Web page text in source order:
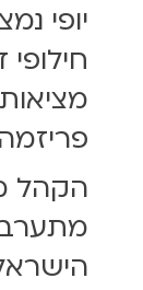
0
יופי
הקהל